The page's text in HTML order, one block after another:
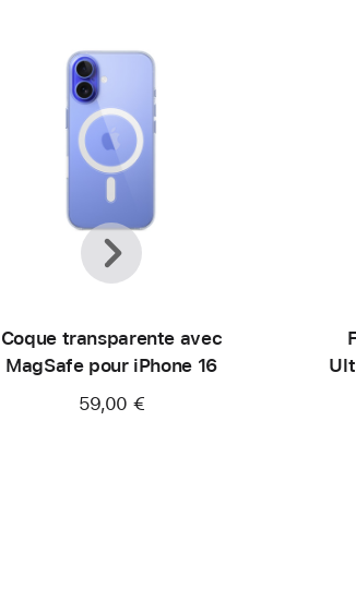
Coque transparente avec
MagSafe pour iPhone 16
59,00 €
Précédent
Suivant